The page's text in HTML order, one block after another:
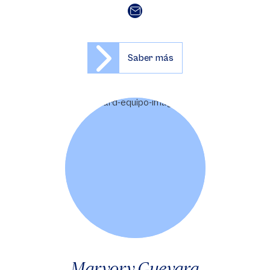
Saber más